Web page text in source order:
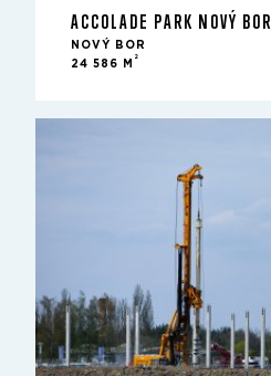
ACCOLADE PARK NOVÝ BOR
NOVÝ BOR
24 586 M
2